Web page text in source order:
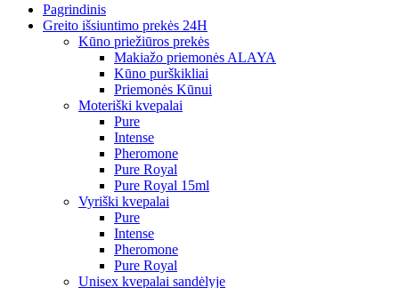
Pagrindinis
Greito išsiuntimo prekės 24H
Kūno priežiūros prekės
Makiažo priemonės ALAYA
Kūno purškikliai
Priemonės Kūnui
Moteriški kvepalai
Pure
Intense
Pheromone
Pure Royal
Pure Royal 15ml
Vyriški kvepalai
Pure
Intense
Pheromone
Pure Royal
Unisex kvepalai sandėlyje